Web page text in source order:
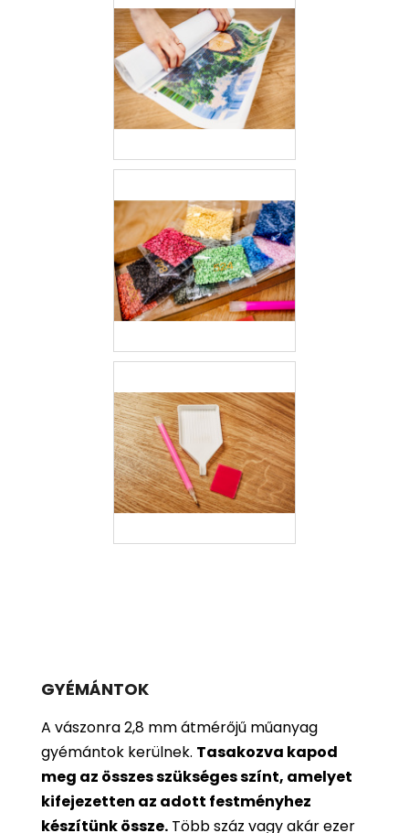
GYÉMÁNTOK
A vászonra 2,8 mm átmérőjű műanyag
gyémántok kerülnek. Tasakozva kapod
meg az összes szükséges színt, amelyet
kifejezetten az adott festményhez
készítünk össze. Több száz vagy akár ezer